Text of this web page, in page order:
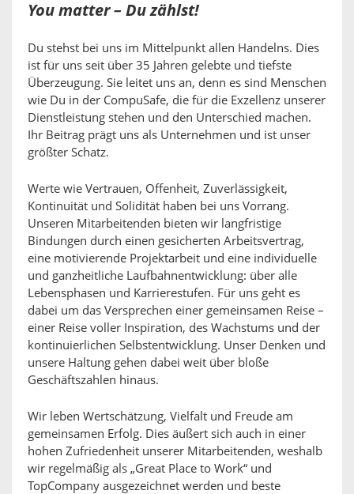
You matter – Du zählst!
Du stehst bei uns im Mittelpunkt allen Handelns. Dies
ist für uns seit über 35 Jahren gelebte und tiefste
Überzeugung. Sie leitet uns an, denn es sind Menschen
wie Du in der CompuSafe, die für die Exzellenz unserer
Dienstleistung stehen und den Unterschied machen.
Ihr Beitrag prägt uns als Unternehmen und ist unser
größter Schatz.
Werte wie Vertrauen, Offenheit, Zuverlässigkeit,
Kontinuität und Solidität haben bei uns Vorrang.
Unseren Mitarbeitenden bieten wir langfristige
Bindungen durch einen gesicherten Arbeitsvertrag,
eine motivierende Projektarbeit und eine individuelle
und ganzheitliche Laufbahnentwicklung: über alle
Lebensphasen und Karrierestufen. Für uns geht es
dabei um das Versprechen einer gemeinsamen Reise –
einer Reise voller Inspiration, des Wachstums und der
kontinuierlichen Selbstentwicklung. Unser Denken und
unsere Haltung gehen dabei weit über bloße
Geschäftszahlen hinaus.
Wir leben Wertschätzung, Vielfalt und Freude am
gemeinsamen Erfolg. Dies äußert sich auch in einer
hohen Zufriedenheit unserer Mitarbeitenden, weshalb
wir regelmäßig als „Great Place to Work“ und
TopCompany ausgezeichnet werden und beste